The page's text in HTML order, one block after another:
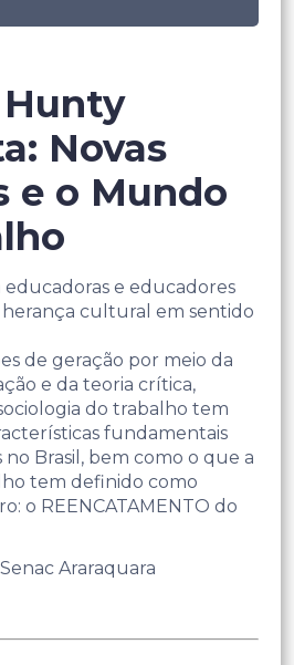
Novas
e o Mundo
e educadores
cultural em sentido
de geração por meio da
e da teoria crítica,
do trabalho tem
fundamentais
no Brasil, bem como o que a
tem definido como
o REENCATAMENTO do
Araraquara